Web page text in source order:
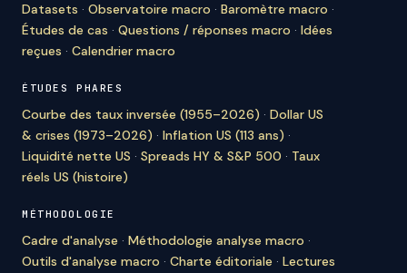
Datasets · Observatoire macro · Baromètre macro ·
Études de cas · Questions / réponses macro · Idées
reçues · Calendrier macro
ÉTUDES PHARES
Courbe des taux inversée (1955–2026) · Dollar US
& crises (1973–2026) · Inflation US (113 ans) ·
Liquidité nette US · Spreads HY & S&P 500 · Taux
réels US (histoire)
MÉTHODOLOGIE
Cadre d'analyse · Méthodologie analyse macro ·
Outils d'analyse macro · Charte éditoriale · Lectures